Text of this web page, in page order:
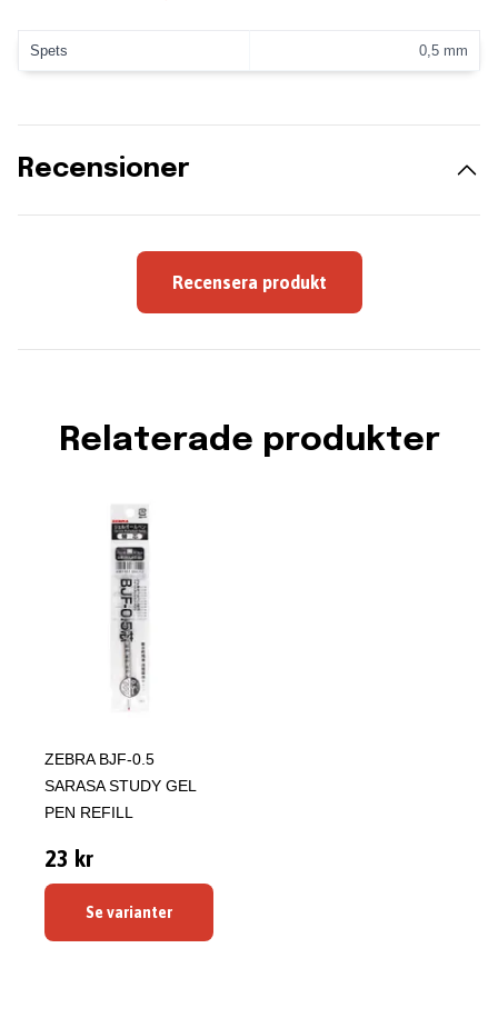
Spets 0,5 mm
Recensioner
Recensera produkt
Relaterade produkter
ZEBRA BJF-0.5
SARASA STUDY GEL
PEN REFILL
23 kr
Se varianter